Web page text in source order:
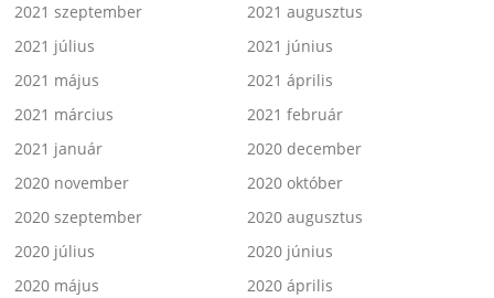
2021 szeptember
2021 augusztus
2021 július
2021 június
2021 május
2021 április
2021 március
2021 február
2021 január
2020 december
2020 november
2020 október
2020 szeptember
2020 augusztus
2020 július
2020 június
2020 május
2020 április